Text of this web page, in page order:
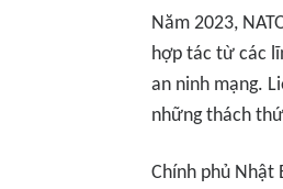
Năm 2023,
hợp tác từ các
an ninh mạng.
những thách
Chính phủ Nhật